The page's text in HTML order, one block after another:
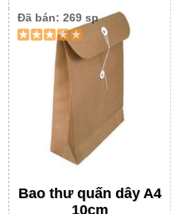
Bao thư quấn dây A4
10cm
Đã bán: 269 sp